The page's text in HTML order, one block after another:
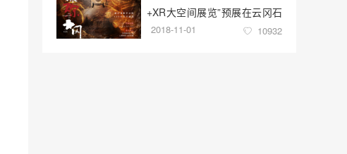
+XR大空间展览”预展在云冈石
窟云冈美术馆启幕
2018-11-01 10932